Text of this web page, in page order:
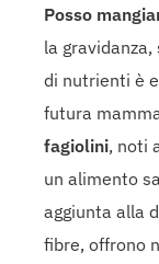
Posso
la
di nutrienti è
futura
fagiolini, noti
un alimento
aggiunta alla
fibre, offrono